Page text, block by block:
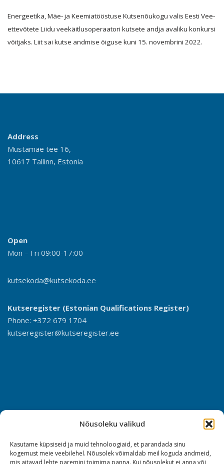
Nõusoleku valikud
Kasutame küpsiseid ja muid tehnoloogiaid, et parandada sinu
kogemust meie veebilehel. Nõusolek võimaldab meil koguda andmeid,
mis aitavad lehte paremini toimima panna. Kui nõusolekut ei anna või
Energeetika, Mäe- ja Keemiatööstuse Kutsenõukogu valis Eesti Vee-
ettevõtete Liidu veekäitlusoperaatori kutsete andja avaliku konkursi
võitjaks. Liit sai kutse andmise õiguse kuni 15. novembrini 2022.
Address
Mustamäe tee 16,
10617 Tallinn, Estonia
Open
Mon – Fri 09:00-17:00
kutsekoda@kutsekoda.ee
Kutseregister (Estonian Qualifications Register)
Phone: +372 679 1704
kutseregister@kutseregister.ee